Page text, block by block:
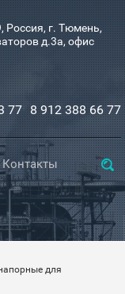
Россия, г. Тюмень,
д.3а, офис
77 8 912 388 66 77
Контакты
напорные для